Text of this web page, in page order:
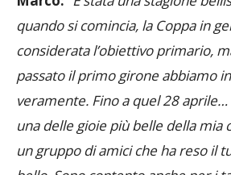
quando si comincia, la Coppa in
considerata l’obiettivo primario,
passato il primo girone abbiamo
veramente. Fino a quel 28 aprile…
una delle gioie più belle della mia
un gruppo di amici che ha reso il
bello. Sono contento anche per i